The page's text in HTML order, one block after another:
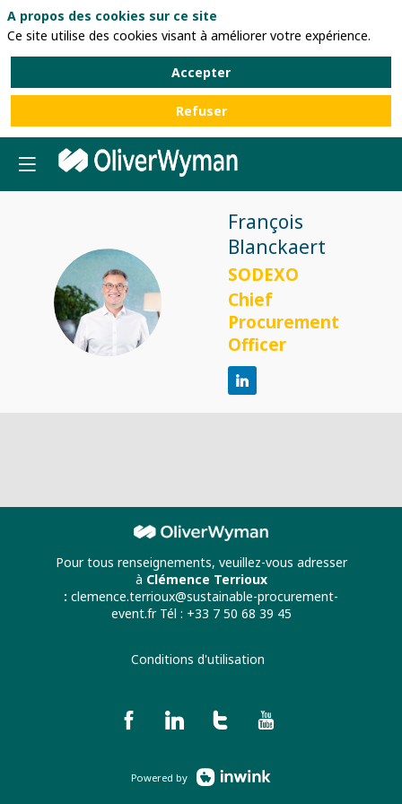
FB
François
Blanckaert
SODEXO
Chief
Procurement
Officer
Pour tous renseignements, veuillez-vous adresser
à Clémence Terrioux
: clemence.terrioux@sustainable-procurement-
event.fr Tél : +33 7 50 68 39 45
Conditions d'utilisation
Powered by
A propos des cookies sur ce site
Ce site utilise des cookies visant à améliorer votre expérience.
Accepter
Refuser